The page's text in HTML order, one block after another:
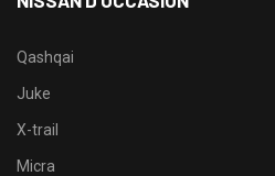
Qashqai
Juke
X-trail
Micra